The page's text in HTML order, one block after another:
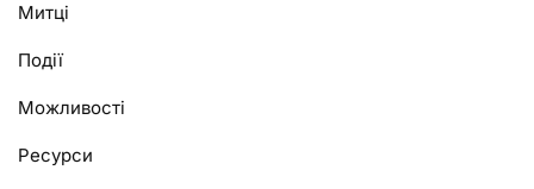
Митці
Події
Можливості
Ресурси